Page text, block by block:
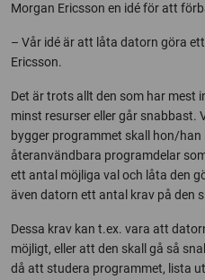
Morgan Ericsson en idé för att
– Vår idé är att låta datorn göra
Ericsson.
Det är trots allt den som har mest
minst resurser eller går snabbast.
bygger programmet skall hon/han
återanvändbara programdelar
ett antal möjliga val och låta den
även datorn ett antal krav på den
Dessa krav kan t.ex. vara att
möjligt, eller att den skall gå så
då att studera programmet, lista